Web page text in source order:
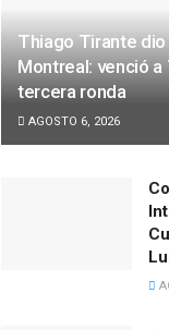
Thiago Tirante
Montreal: venció a
tercera ronda
AGOSTO 6, 2026